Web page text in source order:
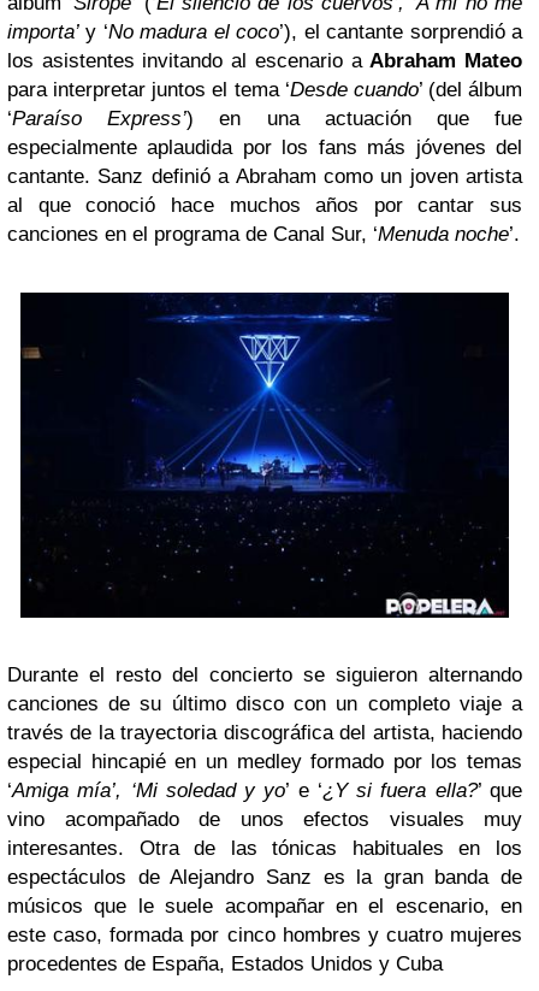
importa’ y ‘No madura el coco’), el cantante sorprendió a
los asistentes invitando al escenario aAbraham Mateo
para interpretar juntos el tema ‘Desde cuando’ (del álbum
‘Paraíso Express’) en una actuación que fue
especialmente aplaudida por los fans más jóvenes del
cantante. Sanz definió a Abraham como un joven artista
al que conoció hace muchos años por cantar sus
canciones en el programa de Canal Sur, ‘Menuda noche’.
Durante el resto del concierto se siguieron alternando
canciones de su último disco con un completo viaje a
través de la trayectoria discográfica del artista, haciendo
especial hincapié en un medley formado por los temas
‘Amiga mía’, ‘Mi soledad y yo’ e ‘¿Y si fuera ella?’ que
vino acompañado de unos efectos visuales muy
interesantes. Otra de las tónicas habituales en los
espectáculos de Alejandro Sanz es la gran banda de
músicos que le suele acompañar en el escenario, en
este caso, formada por cinco hombres y cuatro mujeres
procedentes de España, Estados Unidos y Cuba